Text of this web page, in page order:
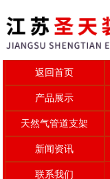
返回首页
产品展示
天然气管道支架
新闻资讯
联系我们